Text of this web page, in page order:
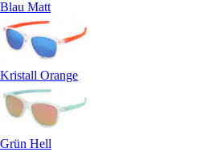
Blau Matt
Kristall Orange
Grün Hell